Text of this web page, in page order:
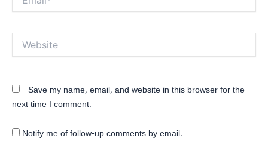
Save my name, email, and website in this browser for the
next time I comment.
Notify me of follow-up comments by email.